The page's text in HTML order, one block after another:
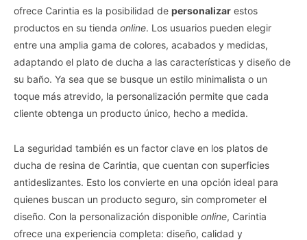
ofrece Carintia es la posibilidad de personalizar estos
productos en su tienda online. Los usuarios pueden elegir
entre una amplia gama de colores, acabados y medidas,
adaptando el plato de ducha a las características y diseño de
su baño. Ya sea que se busque un estilo minimalista o un
toque más atrevido, la personalización permite que cada
cliente obtenga un producto único, hecho a medida.
La seguridad también es un factor clave en los platos de
ducha de resina de Carintia, que cuentan con superficies
antideslizantes. Esto los convierte en una opción ideal para
quienes buscan un producto seguro, sin comprometer el
diseño. Con la personalización disponible online, Carintia
ofrece una experiencia completa: diseño, calidad y